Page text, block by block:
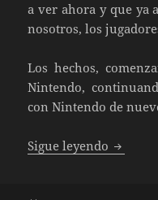
a ver ahora y que ya
nosotros, los
Los hechos,
Nintendo,
con Nintendo de
Sigue leyendo Nos la